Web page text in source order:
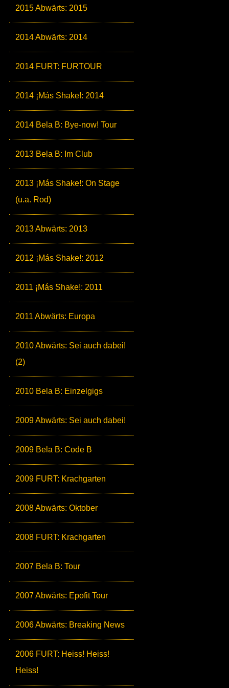
2015 Abwärts: 2015
2014 Abwärts: 2014
2014 FURT: FURTOUR
2014 ¡Más Shake!: 2014
2014 Bela B: Bye-now! Tour
2013 Bela B: Im Club
2013 ¡Más Shake!: On Stage
(u.a. Rod)
2013 Abwärts: 2013
2012 ¡Más Shake!: 2012
2011 ¡Más Shake!: 2011
2011 Abwärts: Europa
2010 Abwärts: Sei auch dabei!
(2)
2010 Bela B: Einzelgigs
2009 Abwärts: Sei auch dabei!
2009 Bela B: Code B
2009 FURT: Krachgarten
2008 Abwärts: Oktober
2008 FURT: Krachgarten
2007 Bela B: Tour
2007 Abwärts: Epofit Tour
2006 Abwärts: Breaking News
2006 FURT: Heiss! Heiss!
Heiss!